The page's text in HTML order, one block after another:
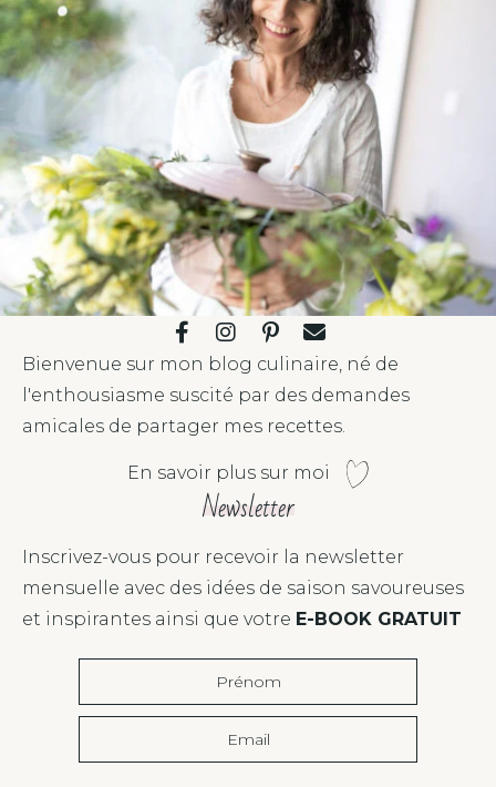
r
n
a
t
v
e
Bienvenue sur mon blog culinaire, né de
l'enthousiasme suscité par des demandes
amicales de partager mes recettes.
En savoir plus sur moi
Newsletter
Inscrivez-vous pour recevoir la newsletter
mensuelle avec des idées de saison savoureuses
et inspirantes ainsi que votre E-BOOK GRATUIT